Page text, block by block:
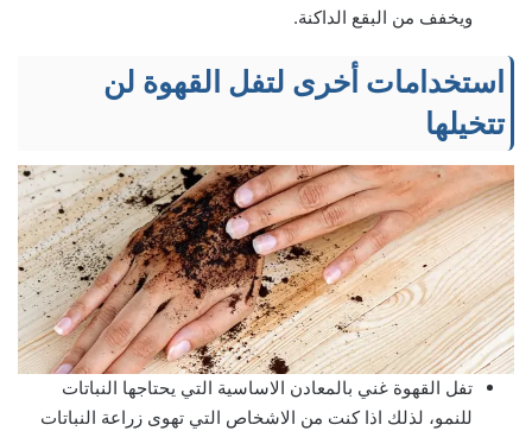
ويخفف من البقع الداكنة.
استخدامات أخرى لتفل القهوة لن
تتخيلها
تفل القهوة غني بالمعادن الاساسية التي يحتاجها النباتات
للنمو، لذلك اذا كنت من الاشخاص التي تهوى زراعة النباتات